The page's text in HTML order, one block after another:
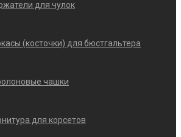
для чулок
(косточки) для бюстгальтера
чашки
для корсетов